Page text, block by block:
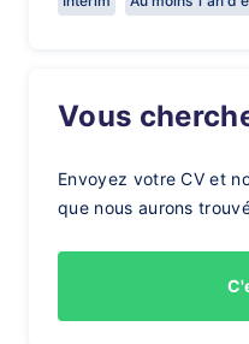
Vous
Envoyez votre CV et
que nous aurons